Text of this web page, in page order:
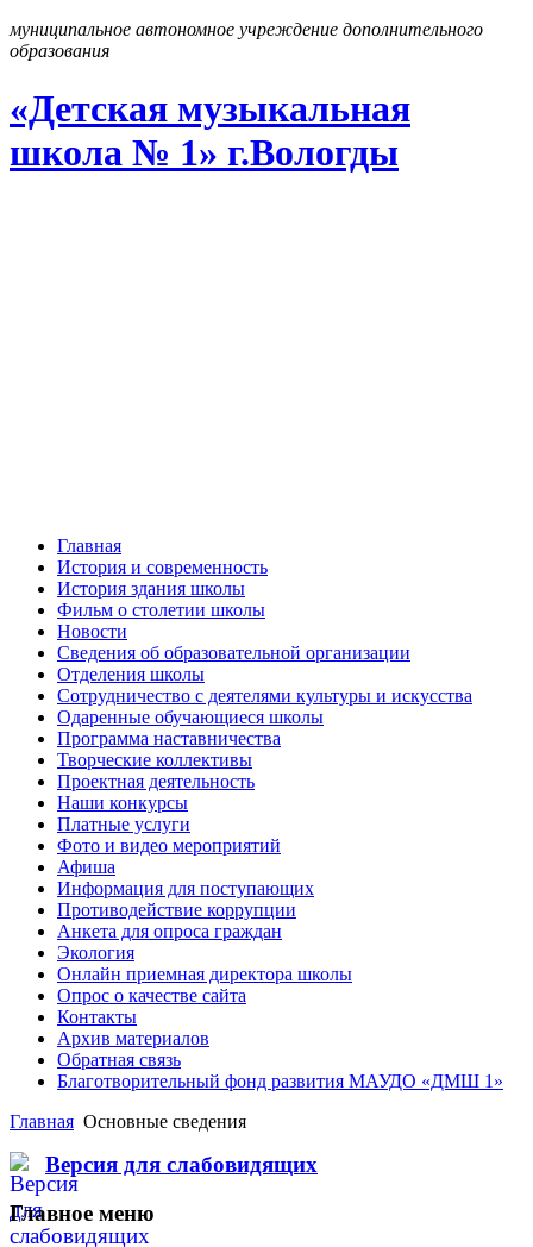
муниципальное автономное учреждение дополнительного
образования
«Детская музыкальная
школа № 1» г.Вологды
Главная
История и современность
История здания школы
Фильм о столетии школы
Новости
Сведения об образовательной организации
Отделения школы
Сотрудничество с деятелями культуры и искусства
Одаренные обучающиеся школы
Программа наставничества
Творческие коллективы
Проектная деятельность
Наши конкурсы
Платные услуги
Фото и видео мероприятий
Афиша
Информация для поступающих
Противодействие коррупции
Анкета для опроса граждан
Экология
Онлайн приемная директора школы
Опрос о качестве сайта
Контакты
Архив материалов
Обратная связь
Благотворительный фонд развития МАУДО «ДМШ 1»
Главная Основные сведения
Версия для слабовидящих
Главное меню